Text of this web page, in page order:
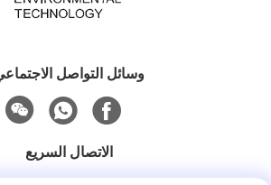
وسائل التواصل الاجتماعي
الاتصال السريع